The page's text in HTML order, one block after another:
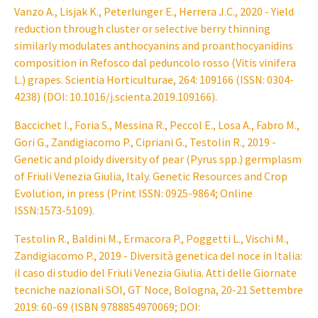
Vanzo A., Lisjak K., Peterlunger E., Herrera J.C., 2020 - Yield
reduction through cluster or selective berry thinning
similarly modulates anthocyanins and proanthocyanidins
composition in Refosco dal peduncolo rosso (Vitis vinifera
L.) grapes. Scientia Horticulturae, 264: 109166 (ISSN: 0304-
4238) (DOI: 10.1016/j.scienta.2019.109166).
Baccichet I., Foria S., Messina R., Peccol E., Losa A., Fabro M.,
Gori G., Zandigiacomo P., Cipriani G., Testolin R., 2019 -
Genetic and ploidy diversity of pear (Pyrus spp.) germplasm
of Friuli Venezia Giulia, Italy. Genetic Resources and Crop
Evolution, in press (Print ISSN: 0925-9864; Online
ISSN:1573-5109).
Testolin R., Baldini M., Ermacora P., Poggetti L., Vischi M.,
Zandigiacomo P., 2019 - Diversità genetica del noce in Italia:
il caso di studio del Friuli Venezia Giulia. Atti delle Giornate
tecniche nazionali SOI, GT Noce, Bologna, 20-21 Settembre
2019: 60-69 (ISBN 9788854970069; DOI: